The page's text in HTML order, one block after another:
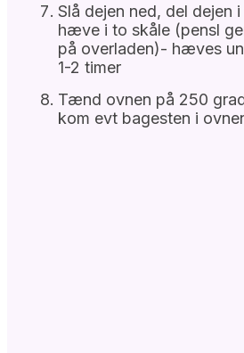
Slå dejen ned, del dejen
hæve i to skåle (pensl
på overladen)- hæves
1-2 timer
Tænd ovnen på 250
kom evt bagesten i